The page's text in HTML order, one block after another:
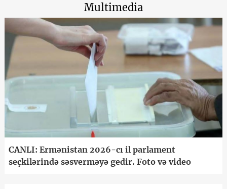
Multimedia
CANLI: Ermənistan 2026-cı il parlament
seçkilərində səsverməyə gedir. Foto və video